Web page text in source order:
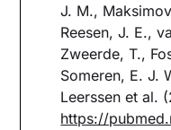
J. M.,
Reesen, J. E.,
Zweerde, T.,
Someren, E. J.
Leerssen et al.
https://